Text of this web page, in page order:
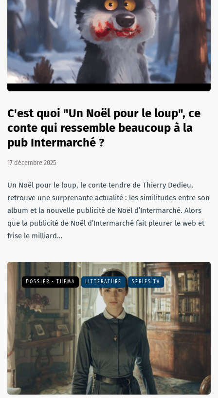
C'est quoi "Un Noël pour le loup", ce
conte qui ressemble beaucoup à la
pub Intermarché ?
17 décembre 2025
Un Noël pour le loup, le conte tendre de Thierry Dedieu,
retrouve une surprenante actualité : les similitudes entre son
album et la nouvelle publicité de Noël d’Intermarché. Alors
que la publicité de Noël d’Intermarché fait pleurer le web et
frise le milliard…
DOSSIER - THEMA LITTÉRATURE SÉRIES TV